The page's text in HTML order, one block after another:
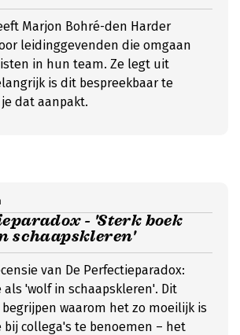
Marjon Bohré-den Harder
leidinggevenden die omgaan
in hun team. Ze legt uit
is dit bespreekbaar te
dat aanpakt.
- 'Sterk boek
schaapskleren'
van De Perfectieparadox:
'wolf in schaapskleren'. Dit
waarom het zo moeilijk is
bij collega's te benoemen – het